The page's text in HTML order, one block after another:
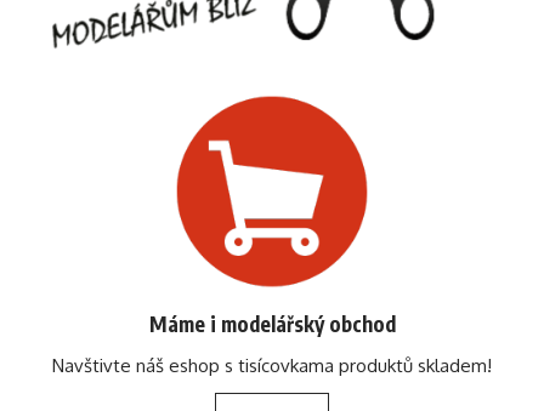
Máme i modelářský obchod
Navštivte náš eshop s tisícovkama produktů skladem!